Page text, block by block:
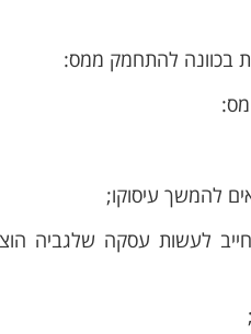
לעשות עסקה שלגביה